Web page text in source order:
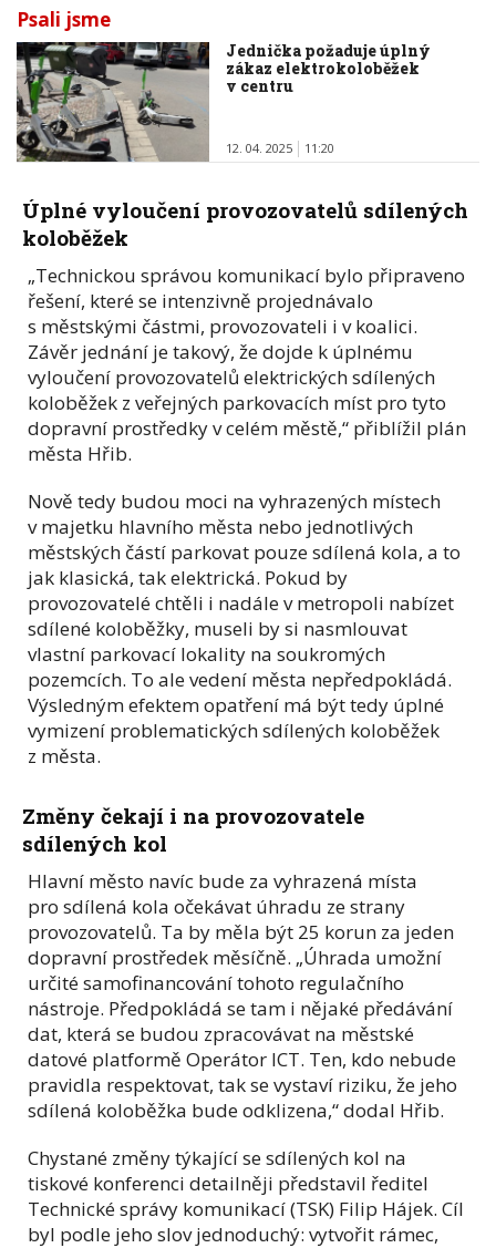
Psali jsme
Jednička požaduje úplný
zákaz elektrokoloběžek
v centru
12. 04. 2025 11:20
Úplné vyloučení provozovatelů sdílených
koloběžek
„Technickou správou komunikací bylo připraveno
řešení, které se intenzivně projednávalo
s městskými částmi, provozovateli i v koalici.
Závěr jednání je takový, že dojde k úplnému
vyloučení provozovatelů elektrických sdílených
koloběžek z veřejných parkovacích míst pro tyto
dopravní prostředky v celém městě,“ přiblížil plán
města Hřib.
Nově tedy budou moci na vyhrazených místech
v majetku hlavního města nebo jednotlivých
městských částí parkovat pouze sdílená kola, a to
jak klasická, tak elektrická. Pokud by
provozovatelé chtěli i nadále v metropoli nabízet
sdílené koloběžky, museli by si nasmlouvat
vlastní parkovací lokality na soukromých
pozemcích. To ale vedení města nepředpokládá.
Výsledným efektem opatření má být tedy úplné
vymizení problematických sdílených koloběžek
z města.
Změny čekají i na provozovatele
sdílených kol
Hlavní město navíc bude za vyhrazená místa
pro sdílená kola očekávat úhradu ze strany
provozovatelů. Ta by měla být 25 korun za jeden
dopravní prostředek měsíčně. „Úhrada umožní
určité samofinancování tohoto regulačního
nástroje. Předpokládá se tam i nějaké předávání
dat, která se budou zpracovávat na městské
datové platformě Operátor ICT. Ten, kdo nebude
pravidla respektovat, tak se vystaví riziku, že jeho
sdílená koloběžka bude odklizena,“ dodal Hřib.
Chystané změny týkající se sdílených kol na
tiskové konferenci detailněji představil ředitel
Technické správy komunikací (TSK) Filip Hájek. Cíl
byl podle jeho slov jednoduchý: vytvořit rámec,